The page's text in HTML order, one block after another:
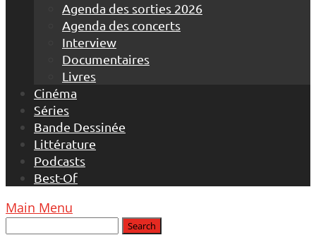
Agenda des sorties 2026
Agenda des concerts
Interview
Documentaires
Livres
Cinéma
Séries
Bande Dessinée
Littérature
Podcasts
Best-Of
Main Menu